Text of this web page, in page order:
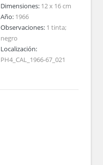
Dimensiones: 12 x 16 cm
Año: 1966
Observaciones: 1 tinta;
negro
Localización:
PH4_CAL_1966-67_021